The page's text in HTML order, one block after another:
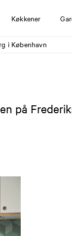
Køkkener
i København
på